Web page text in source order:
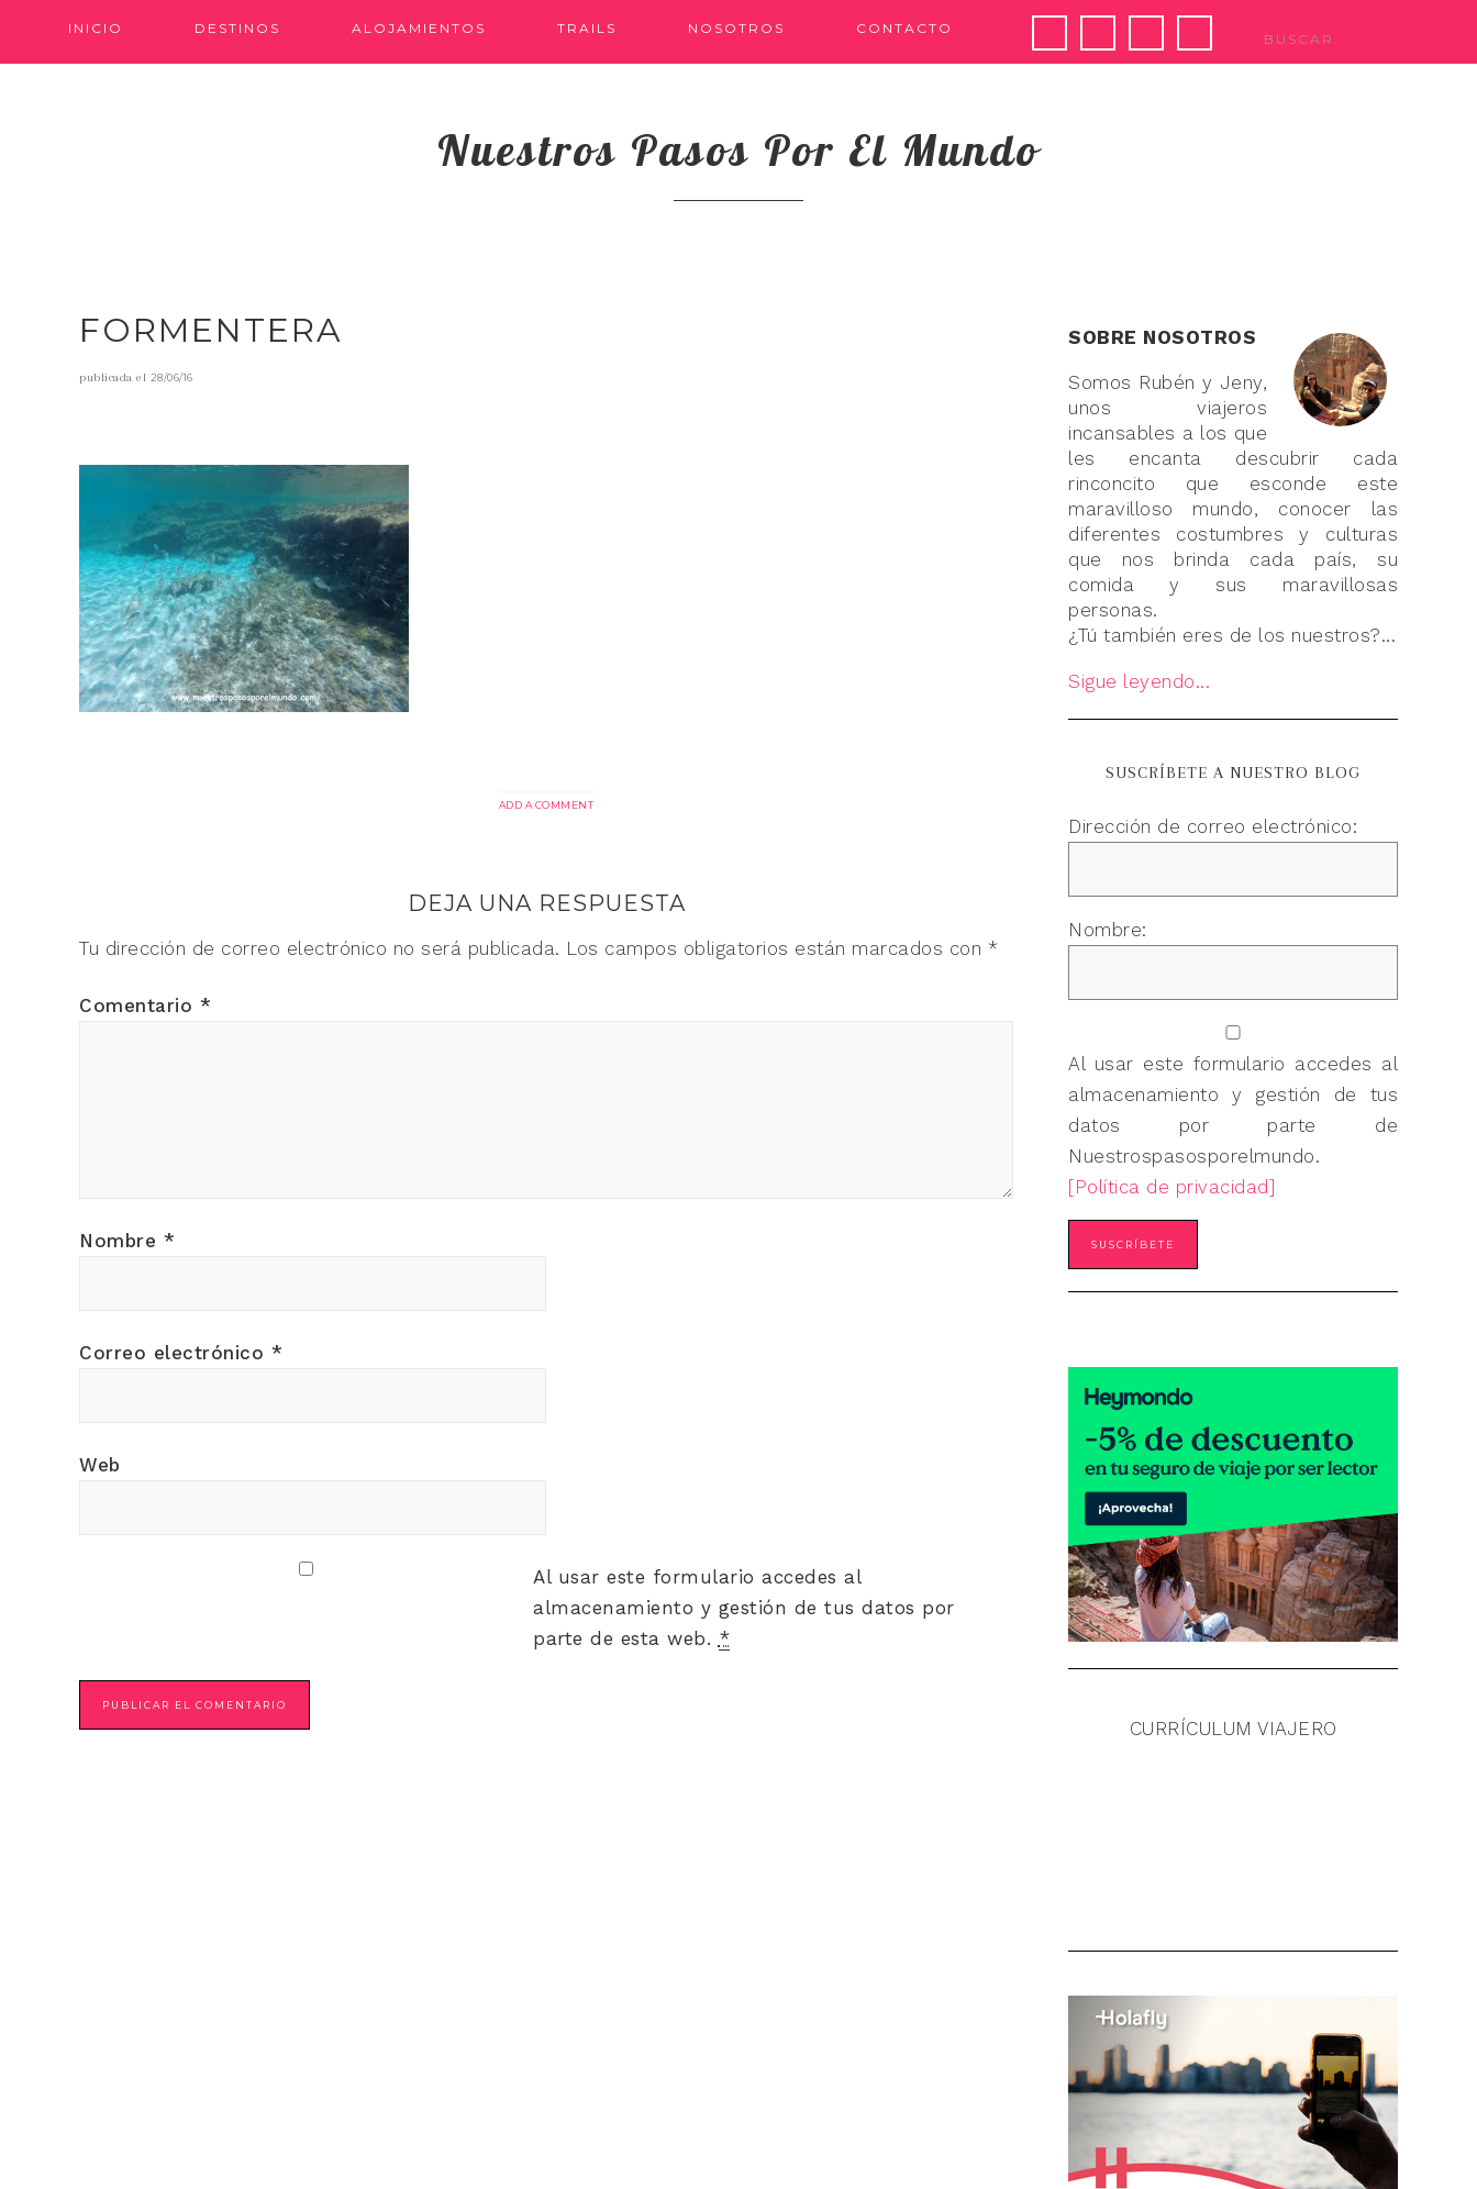
INICIO DESTINOS ALOJAMIENTOS TRAILS NOSOTROS CONTACTO
Nuestros Pasos Por El Mundo
FORMENTERA
publicada el 28/06/16
ADD A COMMENT
DEJA UNA RESPUESTA
Tu dirección de correo electrónico no será publicada. Los campos obligatorios están marcados con *
Comentario *
Nombre *
Correo electrónico *
Web
Al usar este formulario accedes al
almacenamiento y gestión de tus datos por
parte de esta web. *
SOBRE NOSOTROS
Somos Rubén y Jeny,
unos viajeros
incansables a los que
les encanta descubrir cada
rinconcito que esconde este
maravilloso mundo, conocer las
diferentes costumbres y culturas
que nos brinda cada país, su
comida y sus maravillosas
personas.
¿Tú también eres de los nuestros?...
Sigue leyendo...
SUSCRÍBETE A NUESTRO BLOG
Dirección de correo electrónico:
Nombre:
Al usar este formulario accedes al
almacenamiento y gestión de tus
datos por parte de
Nuestrospasosporelmundo.
[Política de privacidad]
CURRÍCULUM VIAJERO